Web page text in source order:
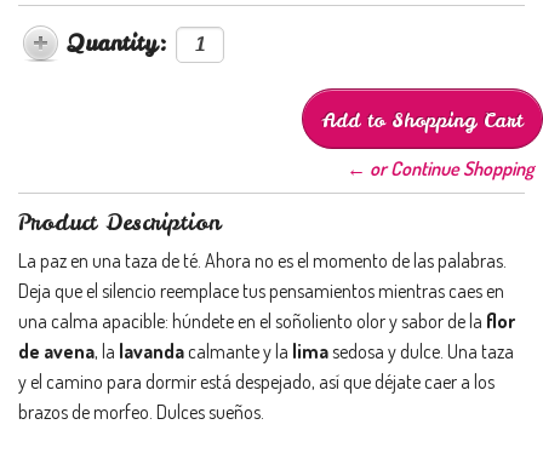
Quantity:
← or Continue Shopping
Product Description
La paz en una taza de té. Ahora no es el momento de las palabras.
Deja que el silencio reemplace tus pensamientos mientras caes en
una calma apacible: húndete en el soñoliento olor y sabor de la flor
de avena, la lavandacalmante y la limasedosa y dulce. Una taza
y el camino para dormir está despejado, así que déjate caer a los
brazos de morfeo. Dulces sueños.